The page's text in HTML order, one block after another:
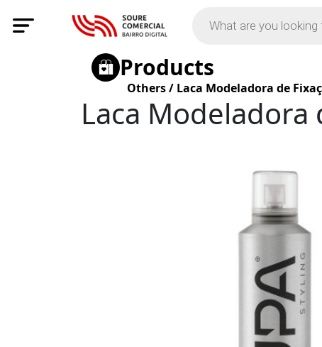
Products
Others/ Laca Modeladora de
Laca Modeladora